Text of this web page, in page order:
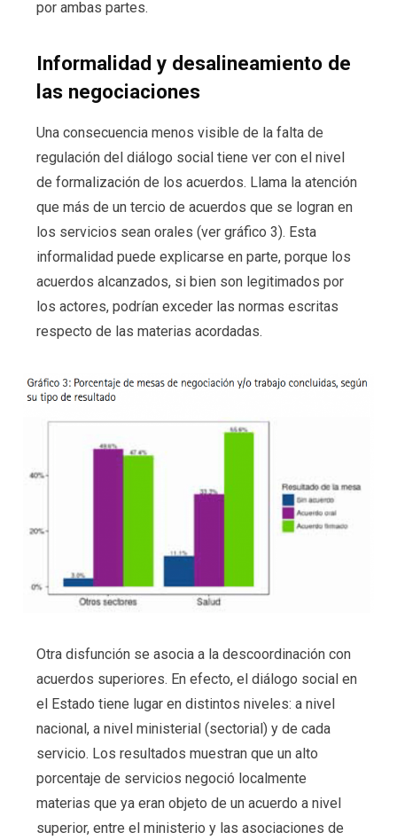
por ambas partes.
Informalidad y desalineamiento de
las negociaciones
Una consecuencia menos visible de la falta de
regulación del diálogo social tiene ver con el nivel
de formalización de los acuerdos. Llama la atención
que más de un tercio de acuerdos que se logran en
los servicios sean orales (ver gráfico 3). Esta
informalidad puede explicarse en parte, porque los
acuerdos alcanzados, si bien son legitimados por
los actores, podrían exceder las normas escritas
respecto de las materias acordadas.
Otra disfunción se asocia a la descoordinación con
acuerdos superiores. En efecto, el diálogo social en
el Estado tiene lugar en distintos niveles: a nivel
nacional, a nivel ministerial (sectorial) y de cada
servicio. Los resultados muestran que un alto
porcentaje de servicios negoció localmente
materias que ya eran objeto de un acuerdo a nivel
superior, entre el ministerio y las asociaciones de